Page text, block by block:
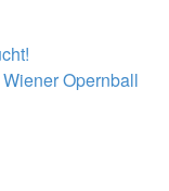
Wiener Opernball